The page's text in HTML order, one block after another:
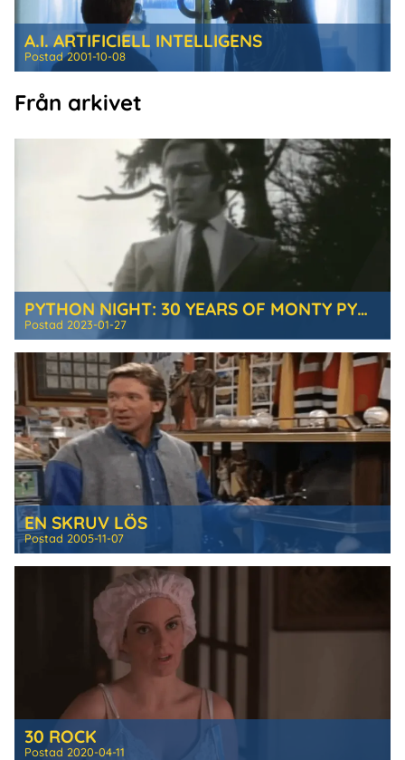
A.I. ARTIFICIELL INTELLIGENS
Postad2001-10-08
Från arkivet
PYTHON NIGHT: 30 YEARS OF MONTY PYTHON
Postad 2023-01-27
EN SKRUV LÖS
Postad 2005-11-07
30 ROCK
Postad 2020-04-11